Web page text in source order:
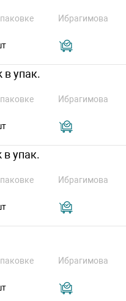
Ибрагимова
упак.
Ибрагимова
упак.
Ибрагимова
Ибрагимова